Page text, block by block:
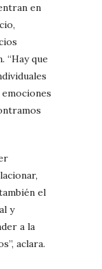
en
“Hay que
el
y
a la
aclara.